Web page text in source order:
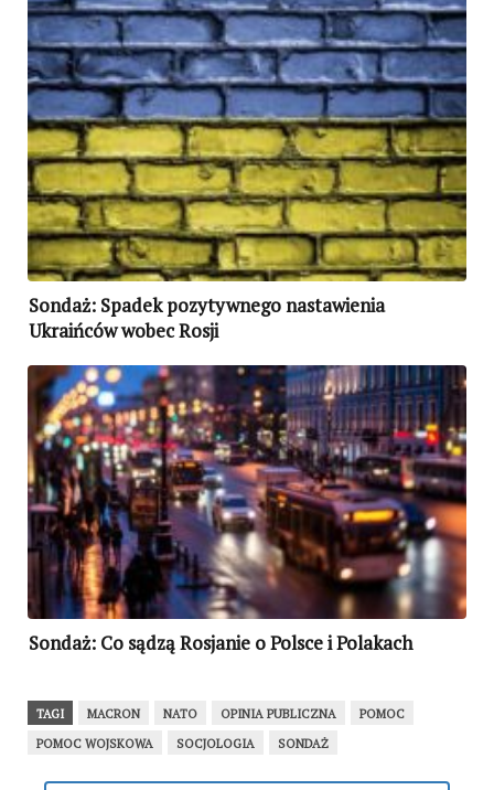
Sondaż: Spadek pozytywnego nastawienia
Ukraińców wobec Rosji
Sondaż: Co sądzą Rosjanie o Polsce i Polakach
TAGI MACRON NATO OPINIA PUBLICZNA
POMOC
POMOC WOJSKOWA
SOCJOLOGIA SONDAŻ